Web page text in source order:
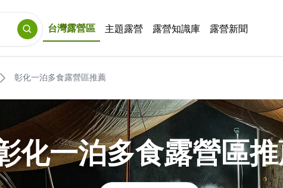
台灣露營區 主題露營 露營知識庫 露營新聞
彰化一泊多食露營區推薦
化一泊多食露營區